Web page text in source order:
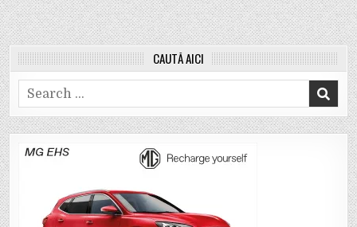
CAUTĂ AICI
Search
for: